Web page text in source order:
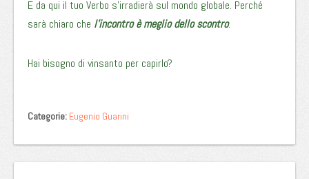
E da qui il tuo Verbo s’irradierà sul mondo globale. Perché
sarà chiaro che l’incontro è meglio dello scontro.
Hai bisogno di vinsanto per capirlo?
Categorie: Eugenio Guarini